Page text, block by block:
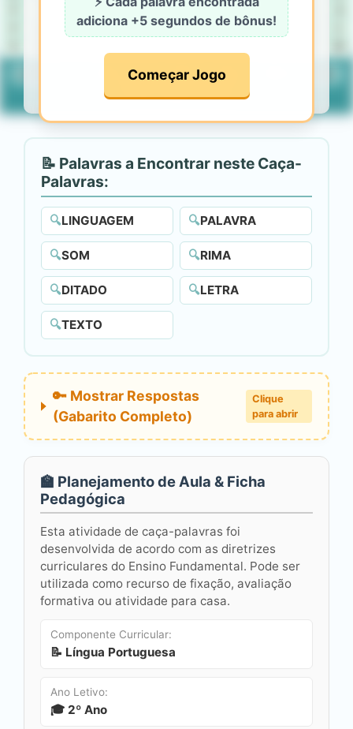
adiciona +5 segundos de bônus!
Começar Jogo
Ç Z Ú Z D T Ê Ã X
L F Ú E Á Õ Ú T Ô
PALAVRA SOM
LETRA
TEXTO
📝 Palavras a Encontrar neste Caça-
Palavras:
🔍LINGUAGEM 🔍PALAVRA
🔍SOM 🔍RIMA
🔍DITADO 🔍LETRA
🔍TEXTO
🔑 Mostrar Respostas
(Gabarito Completo)
Clique
para abrir
🏫 Planejamento de Aula & Ficha
Pedagógica
Esta atividade de caça-palavras foi
desenvolvida de acordo com as diretrizes
curriculares do Ensino Fundamental. Pode ser
utilizada como recurso de fixação, avaliação
formativa ou atividade para casa.
Componente Curricular:
📝 Língua Portuguesa
Ano Letivo:
🎓 2º Ano